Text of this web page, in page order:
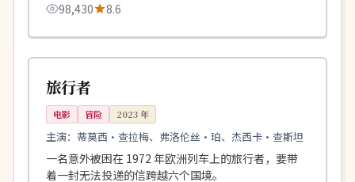
98,430 8.6
美国
完结 142分钟
旅行者
电影 冒险 2023年
主演： 蒂莫西·查拉梅、弗洛伦丝·珀、杰西卡·查斯坦
一名意外被困在 1972 年欧洲列车上的旅行者，要带
着一封无法投递的信跨越六个国境。